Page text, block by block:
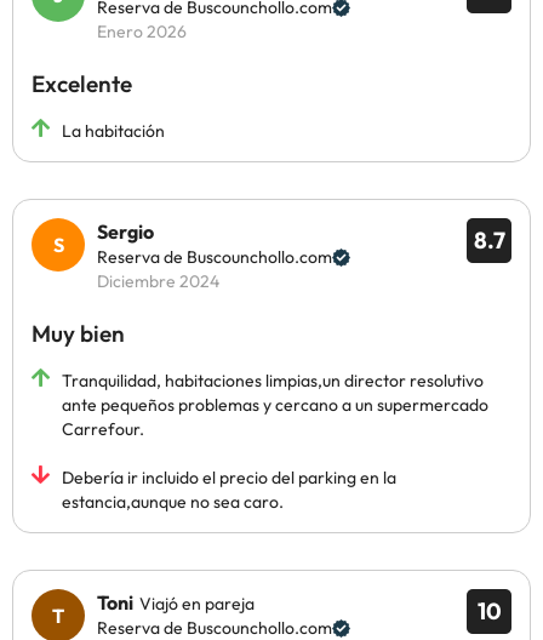
Reserva de Buscounchollo.com
Enero 2026
Excelente
La habitación
8.7
Sergio
Reserva de Buscounchollo.com
Diciembre 2024
Muy bien
Tranquilidad, habitaciones limpias,un director resolutivo
ante pequeños problemas y cercano a un supermercado
Carrefour.
Debería ir incluido el precio del parking en la
estancia,aunque no sea caro.
10
Toni Viajó en pareja
Reserva de Buscounchollo.com